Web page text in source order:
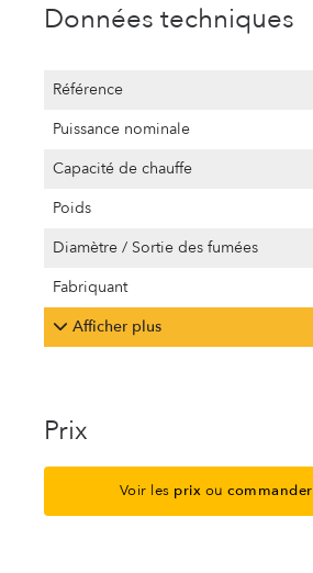
Données techniques
Référence
Puissance nominale
Capacité de chauffe
Poids
Diamètre / Sortie des fumées
Fabriquant
Afficher plus
Prix
Voir les prix oucommander